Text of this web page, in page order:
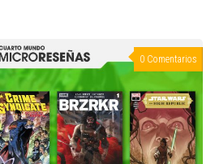
0 Comentarios